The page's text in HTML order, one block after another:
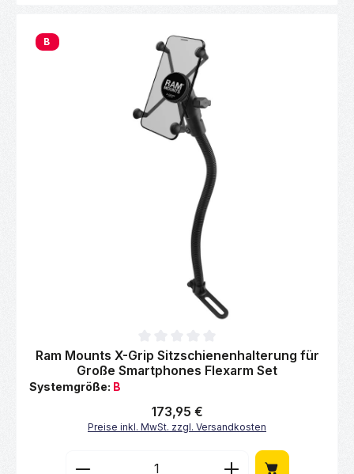
B
Durchschnittliche Bewertung von 0 von 5 Sternen
Ram Mounts X-Grip Sitzschienenhalterung für
Große Smartphones Flexarm Set
Systemgröße: B
Regulärer Preis:
173,95 €
Preise inkl. MwSt. zzgl. Versandkosten
Produkt Anzahl: Gib den gewünschten